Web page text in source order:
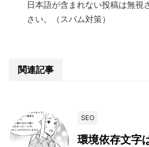
日本語が含まれない投稿は無視
さい。（スパム対策）
関連記事
SEO
環境依存文字